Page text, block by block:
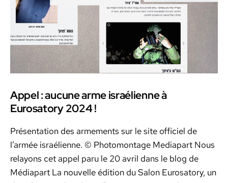
Appel : aucune arme israélienne à
Eurosatory 2024 !
Présen­ta­tion des arme­ments sur le site offi­ciel de
l’armée israéli­enne. © Pho­tomon­tage Medi­a­part Nous
relayons cet appel paru le 20 avril dans le blog de
Médi­a­part La nou­velle édi­tion du Salon Eurosato­ry, un